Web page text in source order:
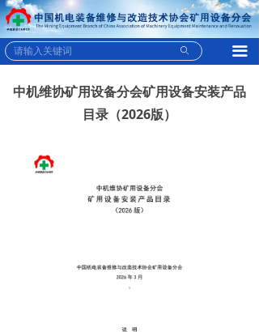
끀
ꄙ
中机维协矿用设备分会矿用设备安装产品
目录（2026版）